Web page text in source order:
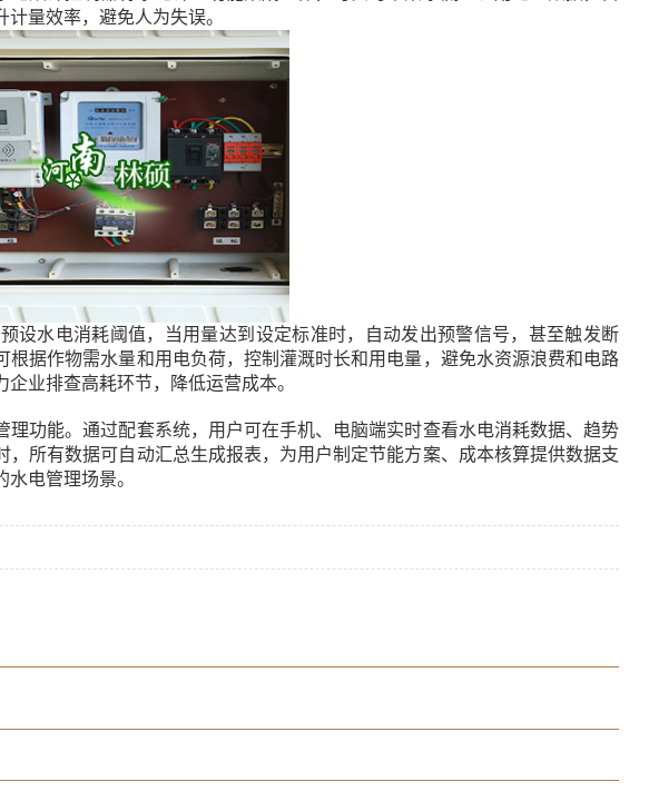
量效率，避免人为失误。
水电消耗阈值，当用量达到设定标准时，自动发出预警信号，甚至触发断
据作物需水量和用电负荷，控制灌溉时长和用电量，避免水资源浪费和电路
业排查高耗环节，降低运营成本。
功能。通过配套系统，用户可在手机、电脑端实时查看水电消耗数据、趋势
所有数据可自动汇总生成报表，为用户制定节能方案、成本核算提供数据支
电管理场景。